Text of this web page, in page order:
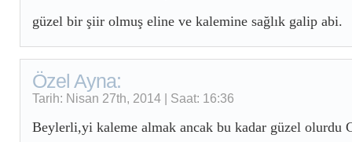
güzel bir şiir olmuş eline ve kalemine sağlık galip abi.
Özel Ayna:
Tarih: Nisan 27th, 2014 | Saat: 16:36
Beylerli,yi kaleme almak ancak bu kadar güzel olurdu